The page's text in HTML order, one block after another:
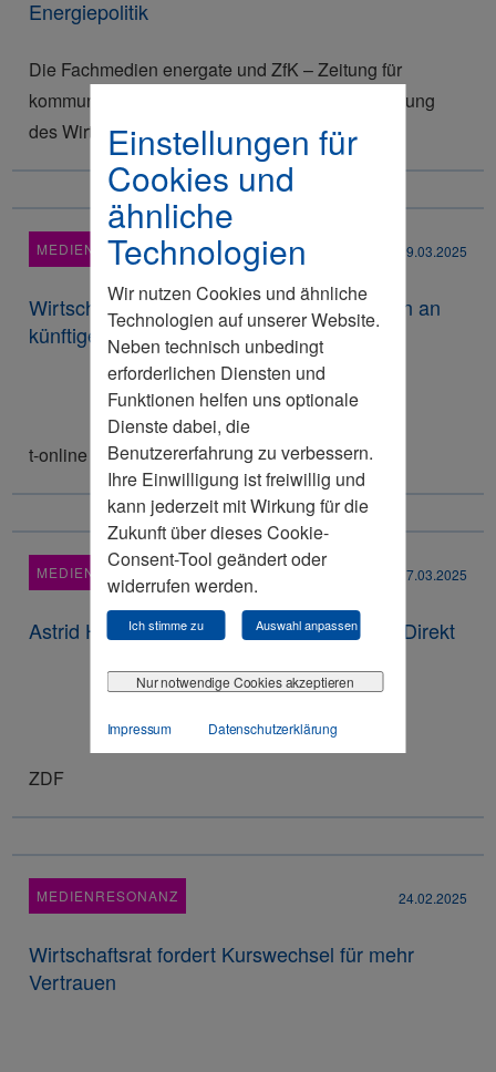
Einstellungen für
Cookies und
ähnliche
Technologien
Wir nutzen Cookies und ähnliche
Technologien auf unserer Website.
Neben technisch unbedingt
erforderlichen Diensten und
Funktionen helfen uns optionale
Dienste dabei, die
Benutzererfahrung zu verbessern.
Ihre Einwilligung ist freiwillig und
kann jederzeit mit Wirkung für die
Zukunft über dieses Cookie-
Consent-Tool geändert oder
widerrufen werden.
Ich stimme zu Auswahl anpassen
Nur notwendige Cookies akzeptieren
Impressum Datenschutzerklärung
Energiepolitik
Die Fachmedien energate und ZfK – Zeitung für
kommunale Wirtschaft berichten über die Forderung
des Wirtschaftsrates
MEDIENRESONANZ 19.03.2025
Wirtschaftsrat stellt Bündel an Forderungen an
künftige Regierung
t-online
MEDIENRESONANZ 17.03.2025
Astrid Hamker in der ZDF-Sendung Berlin Direkt
ZDF
MEDIENRESONANZ 24.02.2025
Wirtschaftsrat fordert Kurswechsel für mehr
Vertrauen